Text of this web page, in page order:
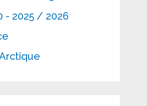
- 2025 / 2026